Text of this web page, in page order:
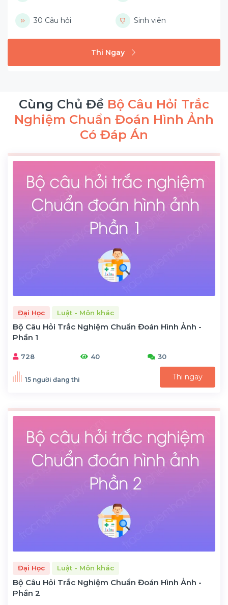
30 Câu hỏi Sinh viên
Thi Ngay
Cùng Chủ Đề Bộ Câu Hỏi Trắc
Nghiệm Chuẩn Đoán Hình Ảnh
Có Đáp Án
Đại Học Luật - Môn khác
Bộ Câu Hỏi Trắc Nghiệm Chuẩn Đoán Hình Ảnh -
Phần 1
728 40 30
15 người đang thi Thi ngay
Đại Học Luật - Môn khác
Bộ Câu Hỏi Trắc Nghiệm Chuẩn Đoán Hình Ảnh -
Phần 2